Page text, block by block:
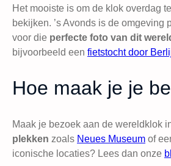
Het mooiste is om de klok overdag
bekijken. ’s Avonds is de
voor die perfecte foto van dit
bijvoorbeeld een fietstocht door
Hoe maak je je
Maak je bezoek aan de wereldklok
plekken zoals Neues Museum of
iconische locaties? Lees dan onze